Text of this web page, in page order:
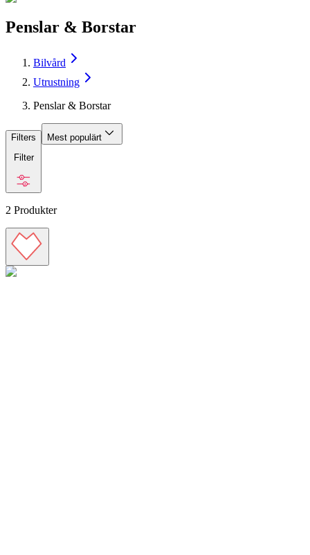
Penslar & Borstar
Bilvård
Utrustning
Penslar & Borstar
Filters
Filter
Mest populärt
2 Produkter